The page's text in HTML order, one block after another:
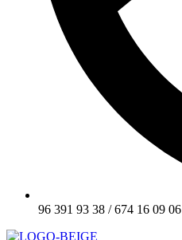
96 391 93 38 / 674 16 09 06